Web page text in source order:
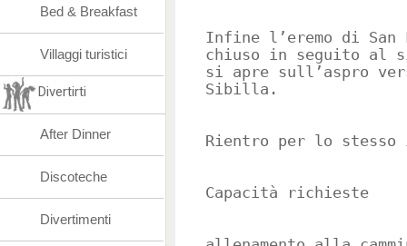
Infine l’eremo di San
chiuso in seguito al
si apre sull’aspro
Sibilla.
Rientro per lo
Capacità richieste
Bed & Breakfast
Villaggi turistici
Divertirti
After Dinner
Discoteche
Divertimenti